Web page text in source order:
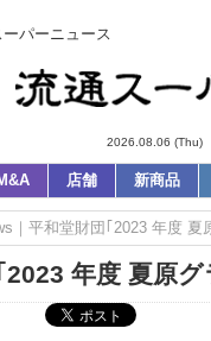
パーニュース
2026.08.06 (Thu)
店舗 新商品
｜平和堂財団｢2023 年度 夏
年度 夏原